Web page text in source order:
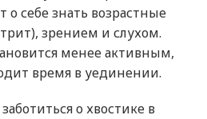
себе знать возрастные
зрением и слухом.
менее активным,
время в уединении.
о хвостике в